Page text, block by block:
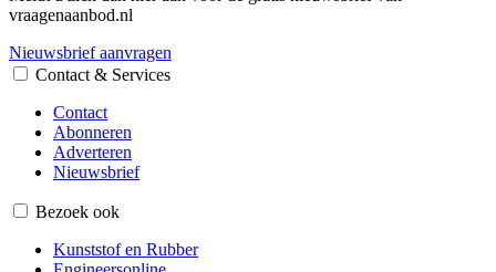
vraagenaanbod.nl
Nieuwsbrief aanvragen
Contact & Services
Contact
Abonneren
Adverteren
Nieuwsbrief
Bezoek ook
Kunststof en Rubber